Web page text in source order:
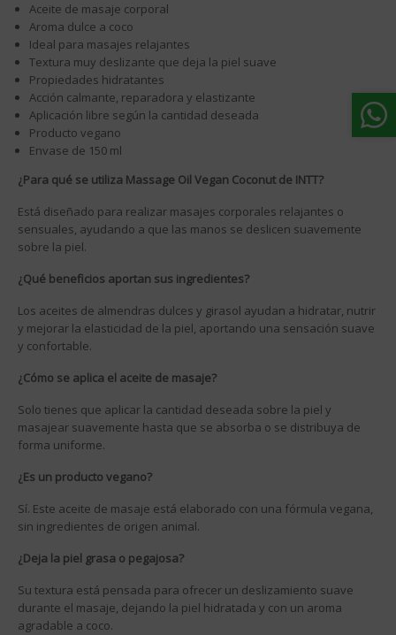
Aceite de masaje corporal
Aroma dulce a coco
Ideal para masajes relajantes
Textura muy deslizante que deja la piel suave
Propiedades hidratantes
Acción calmante, reparadora y elastizante
Aplicación libre según la cantidad deseada
Producto vegano
Envase de 150 ml
¿Para qué se utiliza Massage Oil Vegan Coconut de INTT?
Está diseñado para realizar masajes corporales relajantes o
sensuales, ayudando a que las manos se deslicen suavemente
sobre la piel.
¿Qué beneficios aportan sus ingredientes?
Los aceites de almendras dulces y girasol ayudan a hidratar, nutrir
y mejorar la elasticidad de la piel, aportando una sensación suave
y confortable.
¿Cómo se aplica el aceite de masaje?
Solo tienes que aplicar la cantidad deseada sobre la piel y
masajear suavemente hasta que se absorba o se distribuya de
forma uniforme.
¿Es un producto vegano?
Sí. Este aceite de masaje está elaborado con una fórmula vegana,
sin ingredientes de origen animal.
¿Deja la piel grasa o pegajosa?
Su textura está pensada para ofrecer un deslizamiento suave
durante el masaje, dejando la piel hidratada y con un aroma
agradable a coco.